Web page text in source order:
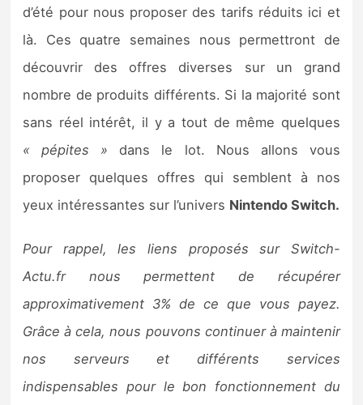
Previews
Précommandes
Précommandes jeux Switch 2
Sorties de jeux
Bons plans
Guides
d’été pour nous proposer des tarifs réduits ici et
là. Ces quatre semaines nous permettront de
découvrir des offres diverses sur un grand
nombre de produits différents. Si la majorité sont
sans réel intérêt, il y a tout de même quelques
« pépites » dans le lot. Nous allons vous
proposer quelques offres qui semblent à nos
yeux intéressantes sur l’univers Nintendo Switch.
Pour rappel, les liens proposés sur Switch-
Actu.fr nous permettent de récupérer
approximativement 3% de ce que vous payez.
Grâce à cela, nous pouvons continuer à maintenir
nos serveurs et différents services
indispensables pour le bon fonctionnement du